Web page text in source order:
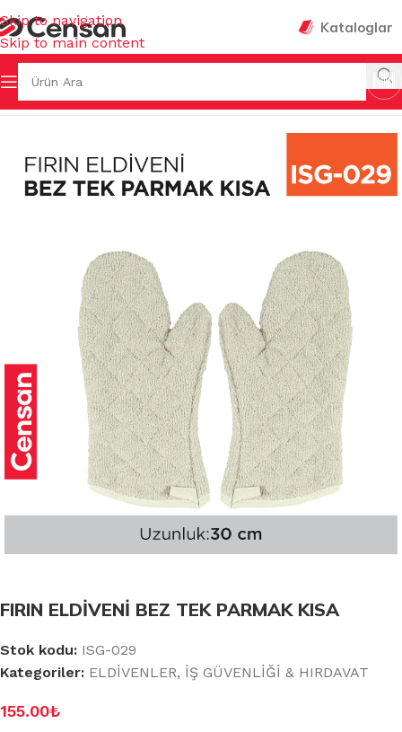
Skip to navigation
Skip to main content
Kataloglar
Ana Sayfa
FIRIN ELDİVENİ BEZ TEK PARMAK KISA
Stok kodu: ISG-029
Kategoriler: ELDİVENLER, İŞ GÜVENLİĞİ & HIRDAVAT
155.00₺